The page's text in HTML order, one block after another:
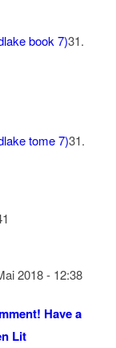
book 7)31.
tome 7)31.
2018 - 12:38
Have a
Lit